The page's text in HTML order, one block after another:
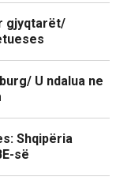
gjyqtarët/
U ndalua ne
Shqipëria
së